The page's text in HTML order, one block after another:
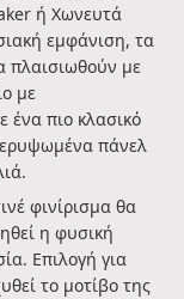
ή Χωνευτά
εμφάνιση, τα
πλαισιωθούν με
με
ένα πιο κλασικό
πάνελ
φινίρισμα θα
η φυσική
Επιλογή για
το μοτίβο της